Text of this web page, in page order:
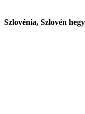
Szlovénia, Szlovén